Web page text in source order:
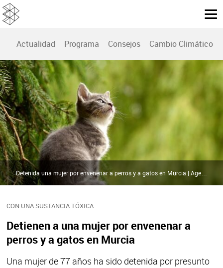
Actualidad Programa Consejos Cambio Climático
CON UNA SUSTANCIA TÓXICA
Detienen a una mujer por envenenar a
perros y a gatos en Murcia
Una mujer de 77 años ha sido detenida por presunto
Detenida una mujer por envenenar a perros y a gatos en Murcia | Agencias